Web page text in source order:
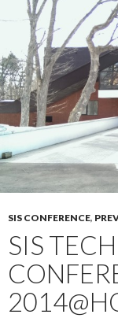
SIS CONFERENCE,
SIS